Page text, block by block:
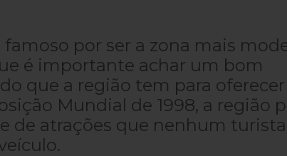
por ser a zona mais
é importante achar um bom
que a região tem para
Mundial de 1998, a região
de atrações que nenhum